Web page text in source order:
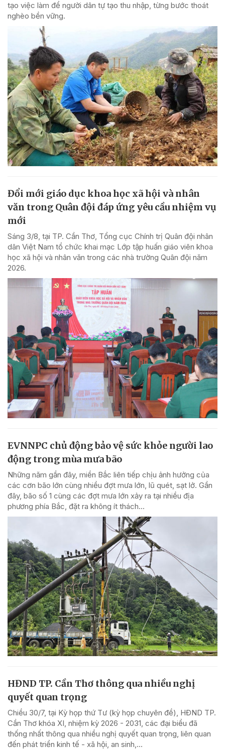
tạo việc làm để người dân tự tạo thu nhập, từng bước thoát
nghèo bền vững.
Đổi mới giáo dục khoa học xã hội và nhân
văn trong Quân đội đáp ứng yêu cầu nhiệm vụ
mới
Sáng 3/8, tại TP. Cần Thơ, Tổng cục Chính trị Quân đội nhân
dân Việt Nam tổ chức khai mạc Lớp tập huấn giáo viên khoa
học xã hội và nhân văn trong các nhà trường Quân đội năm
2026.
EVNNPC chủ động bảo vệ sức khỏe người lao
động trong mùa mưa bão
Những năm gần đây, miền Bắc liên tiếp chịu ảnh hưởng của
các cơn bão lớn cùng nhiều đợt mưa lớn, lũ quét, sạt lở. Gần
đây, bão số 1 cùng các đợt mưa lớn xảy ra tại nhiều địa
phương phía Bắc, đặt ra không ít thách...
HĐND TP. Cần Thơ thông qua nhiều nghị
quyết quan trọng
Chiều 30/7, tại Kỳ họp thứ Tư (kỳ họp chuyên đề), HĐND TP.
Cần Thơ khóa XI, nhiệm kỳ 2026 - 2031, các đại biểu đã
thống nhất thông qua nhiều nghị quyết quan trọng, liên quan
đến phát triển kinh tế - xã hội, an sinh,...